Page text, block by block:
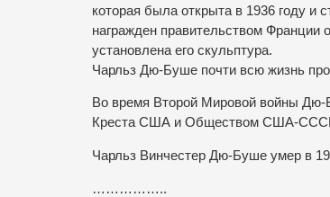
которая была открыта в 1936 году
награжден правительством Франции
установлена его скульптура.
Чарльз Дю-Буше почти всю жизнь
Во время Второй Мировой войны
Креста США и Обществом США-
Чарльз Винчестер Дю-Буше умер в
……………..